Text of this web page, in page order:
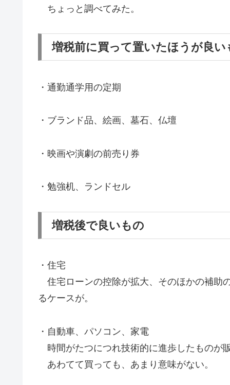
ちょっと調べてみた。
増税前に買って置いたほうが良い
・通勤通学用の定期
・ブランド品、絵画、墓石、仏壇
・映画や演劇の前売り券
・勉強机、ランドセル
増税後で良いもの
・住宅
住宅ローンの控除が拡大、そのほかの補助
るケースが。
・自動車、パソコン、家電
時間がたつにつれ技術的に進歩したものが
あわてて買っても、あまり意味がない。